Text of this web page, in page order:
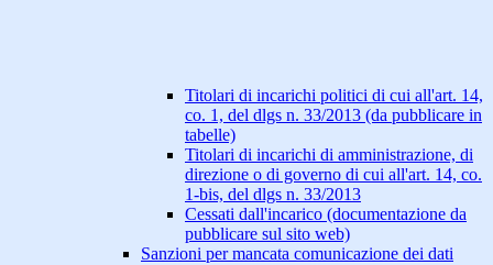
Titolari di incarichi politici di cui all'art. 14,
co. 1, del dlgs n. 33/2013 (da pubblicare in
tabelle)
Titolari di incarichi di amministrazione, di
direzione o di governo di cui all'art. 14, co.
1-bis, del dlgs n. 33/2013
Cessati dall'incarico (documentazione da
pubblicare sul sito web)
Sanzioni per mancata comunicazione dei dati